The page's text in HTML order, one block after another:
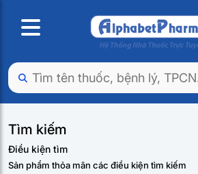
Tìm kiếm
Điều kiện tìm
Sản phẩm thỏa mãn các điều kiện tìm kiếm